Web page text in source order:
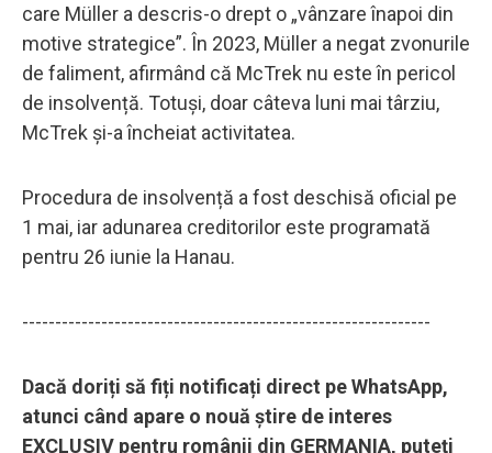
care Müller a descris-o drept o „vânzare înapoi din
motive strategice”. În 2023, Müller a negat zvonurile
de faliment, afirmând că McTrek nu este în pericol
de insolvență. Totuși, doar câteva luni mai târziu,
McTrek și-a încheiat activitatea.
Procedura de insolvență a fost deschisă oficial pe
1 mai, iar adunarea creditorilor este programată
pentru 26 iunie la Hanau.
--------------------------------------------------------------
Dacă doriți să fiți notificați direct pe WhatsApp,
atunci când apare o nouă știre de interes
EXCLUSIV pentru românii din GERMANIA, puteți